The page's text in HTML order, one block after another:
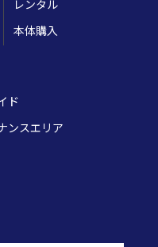
レンタル
本体購入
ド
ンスエリア